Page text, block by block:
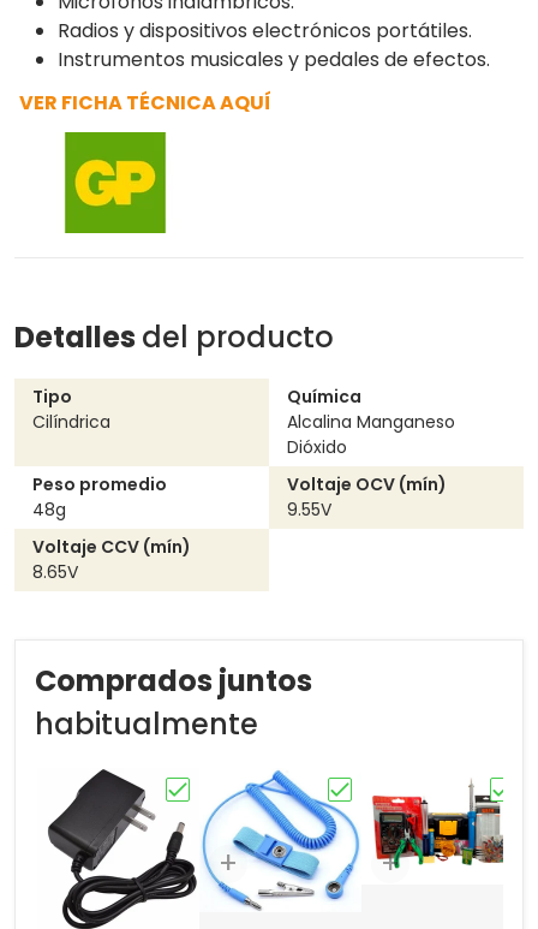
Radios y dispositivos electrónicos portátiles.
Instrumentos musicales y pedales de efectos.
VER FICHA TÉCNICA AQUÍ
Detalles del producto
Tipo
Cilíndrica
Química
Alcalina Manganeso
Dióxido
Peso promedio
48g
Voltaje OCV (mín)
9.55V
Voltaje CCV (mín)
8.65V
Comprados juntos
habitualmente
Elige "ADAPTADOR DE VOLTAJE"
Elige "MANILLA Elige